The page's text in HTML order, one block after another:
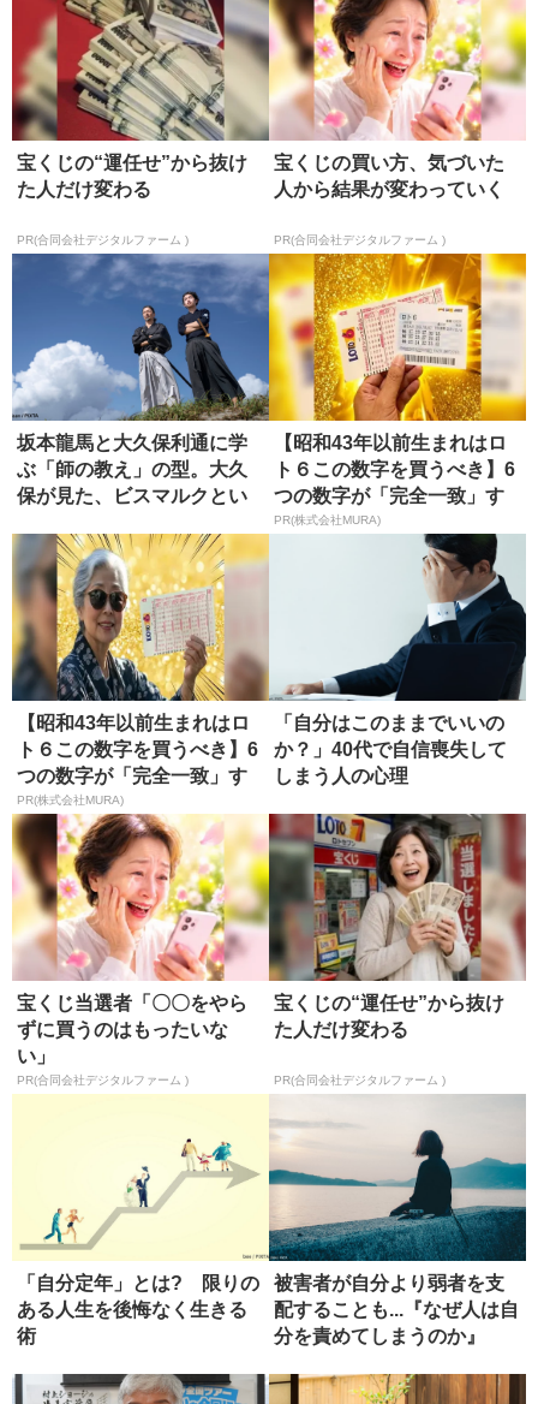
宝くじの“運任せ”から抜け
た人だけ変わる
PR(合同会社デジタルファーム )
宝くじの買い方、気づいた
人から結果が変わっていく
PR(合同会社デジタルファーム )
坂本龍馬と大久保利通に学
ぶ「師の教え」の型。大久
保が見た、ビスマルクとい
【昭和43年以前生まれはロ
ト６この数字を買うべき】6
つの数字が「完全一致」す
る方...
PR(株式会社MURA)
【昭和43年以前生まれはロ
ト６この数字を買うべき】6
つの数字が「完全一致」す
る方...
PR(株式会社MURA)
「自分はこのままでいいの
か？」40代で自信喪失して
しまう人の心理
宝くじ当選者「〇〇をやら
ずに買うのはもったいな
い」
PR(合同会社デジタルファーム )
宝くじの“運任せ”から抜け
た人だけ変わる
PR(合同会社デジタルファーム )
「自分定年」とは? 限りの
ある人生を後悔なく生きる
術
被害者が自分より弱者を支
配することも...『なぜ人は自
分を責めてしまうのか』